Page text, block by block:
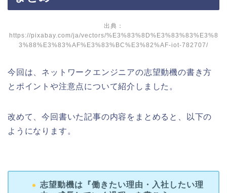
出典：
https://pixabay.com/ja/vectors/%E3%83%8D%E3%83%83%E3%8
3%88%E3%83%AF%E3%83%BC%E3%82%AF-iot-782707/
今回は、ネットワークエンジニアの志望動機の書き方
とポイントや注意点について紹介しました。
改めて、今回書いた記事の内容をまとめると、以下の
ようになります。
志望動機は『働きたい理由・入社したい理